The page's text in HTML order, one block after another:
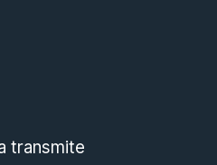
transmite